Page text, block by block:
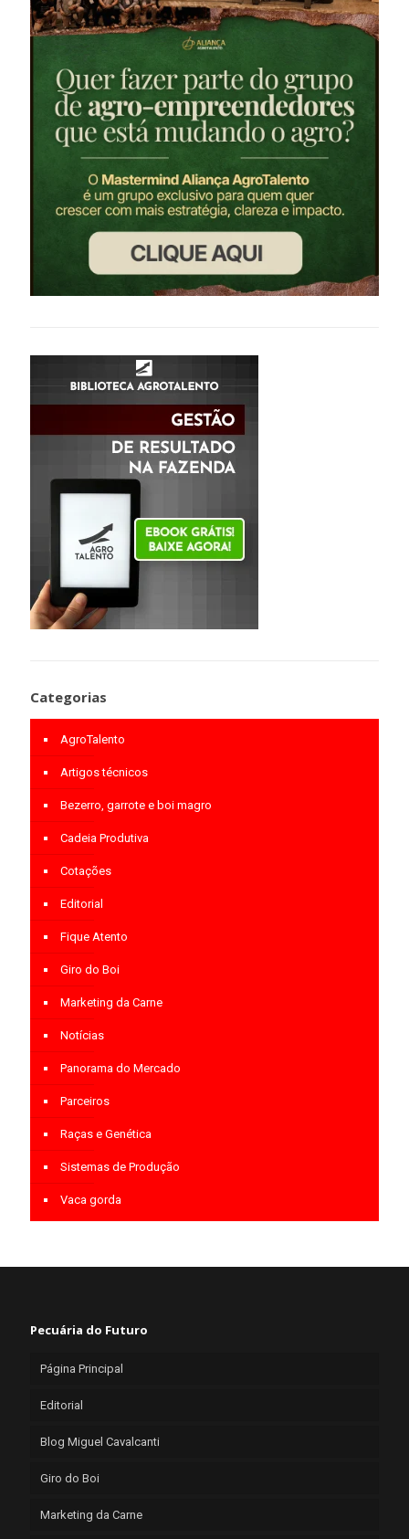
Categorias
AgroTalento
Artigos técnicos
Bezerro, garrote e boi magro
Cadeia Produtiva
Cotações
Editorial
Fique Atento
Giro do Boi
Marketing da Carne
Notícias
Panorama do Mercado
Parceiros
Raças e Genética
Sistemas de Produção
Vaca gorda
Pecuária do Futuro
Página Principal
Editorial
Blog Miguel Cavalcanti
Giro do Boi
Marketing da Carne